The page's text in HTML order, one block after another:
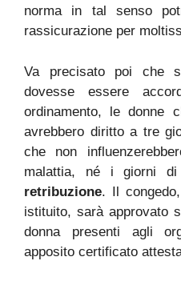
norma in tal senso
rassicurazione per
Va precisato poi che
dovesse essere
ordinamento, le donne
avrebbero diritto a tre
che non
malattia, né i giorni
retribuzione. Il
istituito, sarà approvato
donna presenti agli
apposito certificato